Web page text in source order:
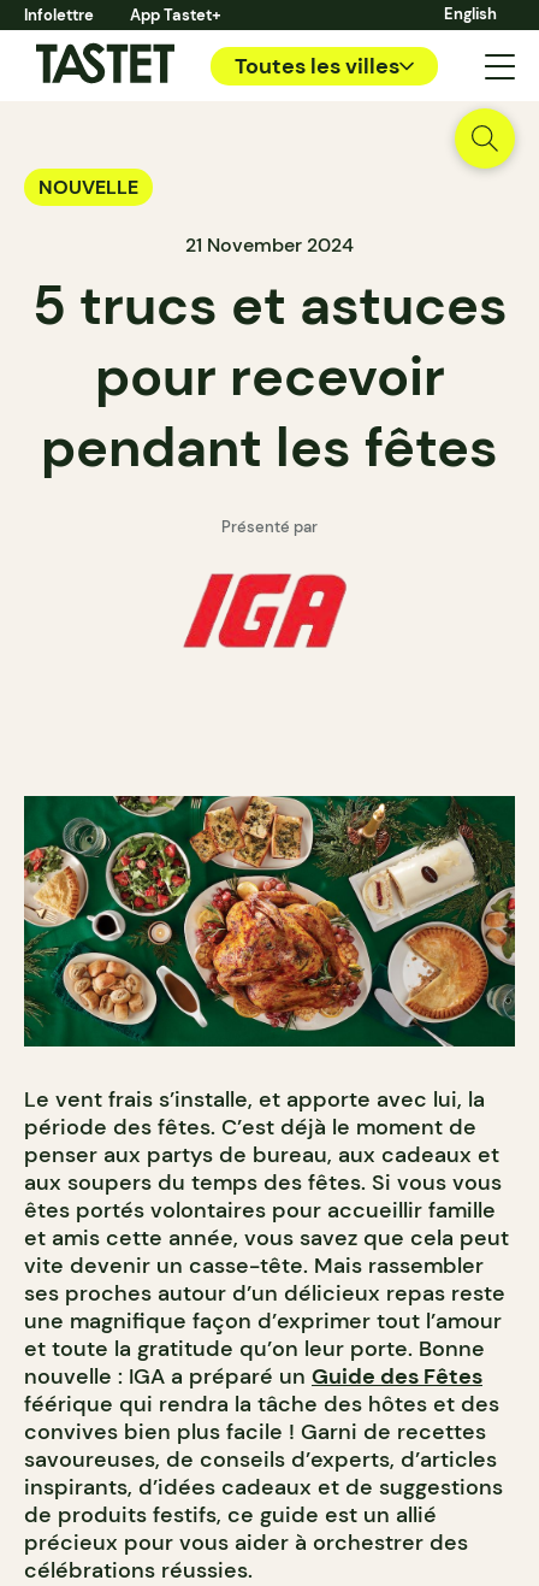
Infolettre App Tastet+ English
Toutes les villes
NOUVELLE
21 November 2024
5 trucs et astuces
pour recevoir
pendant les fêtes
Présenté par
Le vent frais s’installe, et apporte avec lui, la
période des fêtes. C’est déjà le moment de
penser aux partys de bureau, aux cadeaux et
aux soupers du temps des fêtes. Si vous vous
êtes portés volontaires pour accueillir famille
et amis cette année, vous savez que cela peut
vite devenir un casse-tête. Mais rassembler
ses proches autour d’un délicieux repas reste
une magnifique façon d’exprimer tout l’amour
et toute la gratitude qu’on leur porte. Bonne
nouvelle : IGA a préparé un Guide des Fêtes
féérique qui rendra la tâche des hôtes et des
convives bien plus facile ! Garni de recettes
savoureuses, de conseils d’experts, d’articles
inspirants, d’idées cadeaux et de suggestions
de produits festifs, ce guide est un allié
précieux pour vous aider à orchestrer des
célébrations réussies.